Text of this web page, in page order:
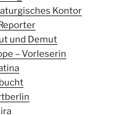
Kontor
und Demut
– Vorleserin